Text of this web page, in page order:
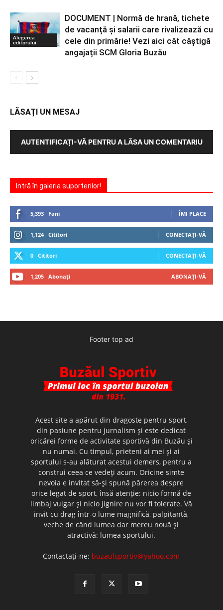
Alegerea
editorului
DOCUMENT | Normă de hrană, tichete
de vacanță și salarii care rivalizează cu
cele din primărie! Vezi aici cât câștigă
angajații SCM Gloria Buzău
LĂSAȚI UN MESAJ
AUTENTIFICAȚI-VĂ PENTRU A LĂSA UN COMENTARIU
Intră în galeria suporterilor!
5,393 Fani ÎMI PLACE
1,124 Cititori CONECTAȚI-VĂ
0 Cititori CONECTAȚI-VĂ
1,205 Abonați ABONAȚI-VĂ
Footer top ad
Acest site a apărut din dragoste pentru sport,
din pasiune pentru jurnalism şi este dedicat
oricărei forme de activitate sportivă din Buzău şi
nu numai. Cu timpul, prieteni ai mei şi ai
sportului s-au alăturat acestui demers, pentru a
construi ceea ce vedeţi acum. Oricine simte
nevoia e invitat să-şi spună părerea despre
orice legat de sport, însă atenţie: nicio formă de
limbaj vulgar şi nicio jignire nu vor fi tolerate. Vă
invit cu drag într-o lume magnifică, palpitantă,
veche de când lumea dar mereu nouă şi
atractivă: lumea sportului.
Contactați-ne: buzaulsportiv@yahoo.com